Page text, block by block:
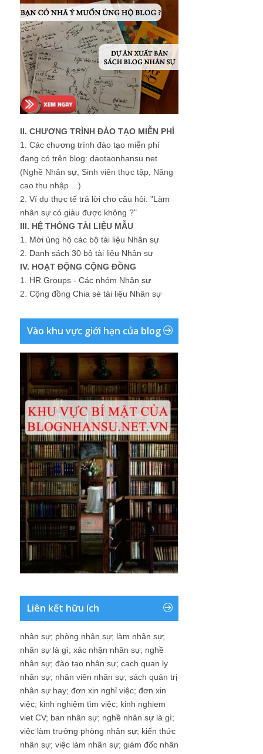
II. CHƯƠNG TRÌNH ĐÀO TẠO MIỄN PHÍ
1. Các chương trình đào tạo miễn phí
đang có trên blog: daotaonhansu.net
(Nghề Nhân sự, Sinh viên thực tập, Nâng
cao thu nhập ...)
2. Ví dụ thực tế trả lời cho câu hỏi: "Làm
nhân sự có giàu được không ?"
III. HỆ THỐNG TÀI LIỆU MẪU
1. Mời ủng hộ các bộ tài liệu Nhân sự
2. Danh sách 30 bộ tài liệu Nhân sự
IV. HOẠT ĐỘNG CỘNG ĐỒNG
1. HR Groups - Các nhóm Nhân sự
2. Cộng đồng Chia sẻ tài liệu Nhân sự
Vào khu vực giới hạn của blog
Liên kết hữu ích
nhân sự; phòng nhân sự; làm nhân sự;
nhân sự là gì; xác nhận nhân sự; nghề
nhân sự; đào tạo nhân sự; cach quan ly
nhân sự; nhân viên nhân sự; sách quản trị
nhân sự hay; đơn xin nghỉ việc; đơn xin
việc; kinh nghiệm tìm việc; kinh nghiem
viet CV; ban nhân sự; nghề nhân sự là gì;
việc làm trưởng phòng nhân sự; kiến thức
nhân sự; việc làm nhân sự; giám đốc nhân